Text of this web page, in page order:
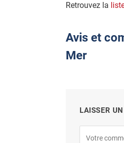
Retrouvez la
Avis et
Mer
LAISSER